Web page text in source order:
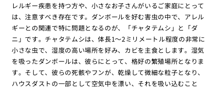
レルギー疾患を持つ方や、小さなお子さんがいるご家庭にとって
は、注意すべき存在です。ダンボールを好む害虫の中で、アレル
ギーとの関連で特に問題となるのが、「チャタテムシ」と「ダ
ニ」です。チャタテムシは、体長1〜2ミリメートル程度の非常に
小さな虫で、湿度の高い場所を好み、カビを主食とします。湿気
を吸ったダンボールは、彼らにとって、格好の繁殖場所となりま
す。そして、彼らの死骸やフンが、乾燥して微細な粒子となり、
ハウスダストの一部として空気中を漂い、それを吸い込むこと